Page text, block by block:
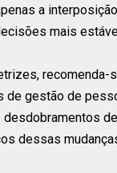
a
mais
gestão de
desdobramentos
dessas